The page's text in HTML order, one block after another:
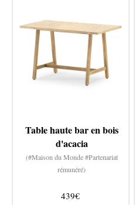
Table haute bar en bois
d'acacia
(#Maison du Monde #Partenariat
rémunéré)
439€